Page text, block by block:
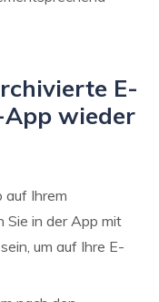
E-
wieder
auf Ihrem
Sie in der App mit
um auf Ihre E-